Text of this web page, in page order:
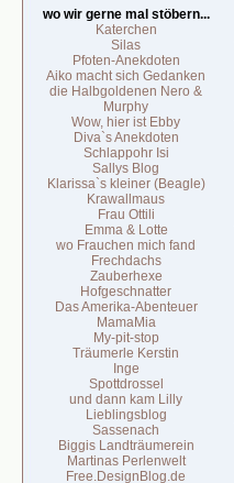
wo wir gerne mal stöbern...
Katerchen
Silas
Pfoten-Anekdoten
Aiko macht sich Gedanken
die Halbgoldenen Nero &
Murphy
Wow, hier ist Ebby
Diva`s Anekdoten
Schlappohr Isi
Sallys Blog
Klarissa`s kleiner (Beagle)
Krawallmaus
Frau Ottili
Emma & Lotte
wo Frauchen mich fand
Frechdachs
Zauberhexe
Hofgeschnatter
Das Amerika-Abenteuer
MamaMia
My-pit-stop
Träumerle Kerstin
Inge
Spottdrossel
und dann kam Lilly
Lieblingsblog
Sassenach
Biggis Landträumerein
Martinas Perlenwelt
Free.DesignBlog.de